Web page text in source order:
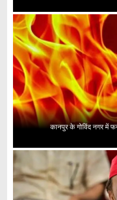
कानपुर के गोविंद नगर में